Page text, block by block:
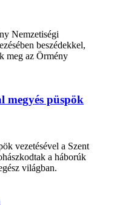
Nemzetiségi
beszédekkel,
meg az Örmény
megyés püspök
vezetésével a Szent
a háborúk
világban.